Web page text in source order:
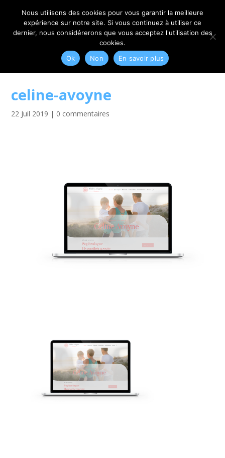
06 79 42 10 00 CONTACT@MYRIAM-CORBET.NET
celine-avoyne
22 Juil 2019 | 0 commentaires
Nous utilisons des cookies pour vous garantir la meilleure
expérience sur notre site. Si vous continuez à utiliser ce
dernier, nous considérerons que vous acceptez l'utilisation des
cookies.
Ok
Non En savoir plus